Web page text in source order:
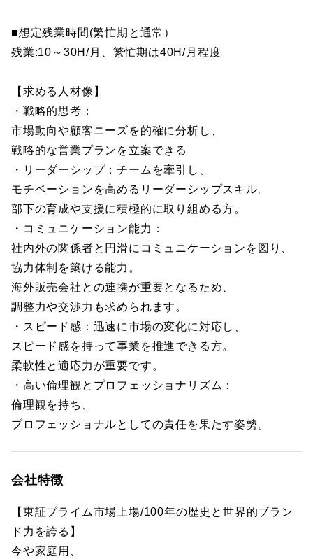
■想定残業時間(繁忙期と通常）
残業:10～30H/月、繁忙期は40H/月程度
【求める人材像】
・戦略的思考：
市場動向や顧客ニーズを的確に分析し、
戦略的な営業プランを立案できる
・リーダーシップ：チームを牽引し、
モチベーションを高めるリーダーシップスキル。
部下の育成や支援に積極的に取り組める方。
・コミュニケーション能力：
社内外の関係者と円滑にコミュニケーションを図り、
協力体制を築ける能力。
海外販売会社との連携が重要となるため、
調整力や交渉力も求められます。
・スピード感：迅速に市場の変化に対応し、
スピード感を持って事業を推進できる方。
柔軟性と適応力が重要です。
・高い倫理観とプロフェッショナリズム：
倫理観を持ち、
プロフェッショナルとしての責任を果たす姿勢。
会社特徴
【東証プライム市場上場/100年の歴史と世界的ブラン
ド力を誇る】
今や家庭用、